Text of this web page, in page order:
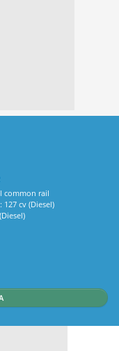
common rail
127 cv (Diesel)